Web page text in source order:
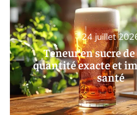
Teneur en sucre
quantité exacte et
santé
24 juillet